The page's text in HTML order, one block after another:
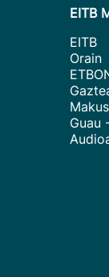
EITB
EITB
Orain
Guau